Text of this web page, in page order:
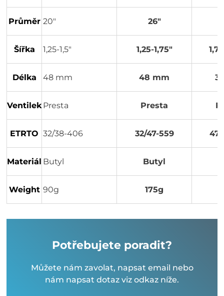
Průměr 20" 26"
Šířka 1,25-1,5" 1,25-1,75"
Délka 48 mm 48 mm
VentilekPresta Presta
ETRTO 32/38-406 32/47-559 47/
Materiál Butyl Butyl
Weight 90g 175g
Potřebujete poradit?
Můžete nám zavolat, napsat email nebo
nám napsat dotaz viz odkaz níže.